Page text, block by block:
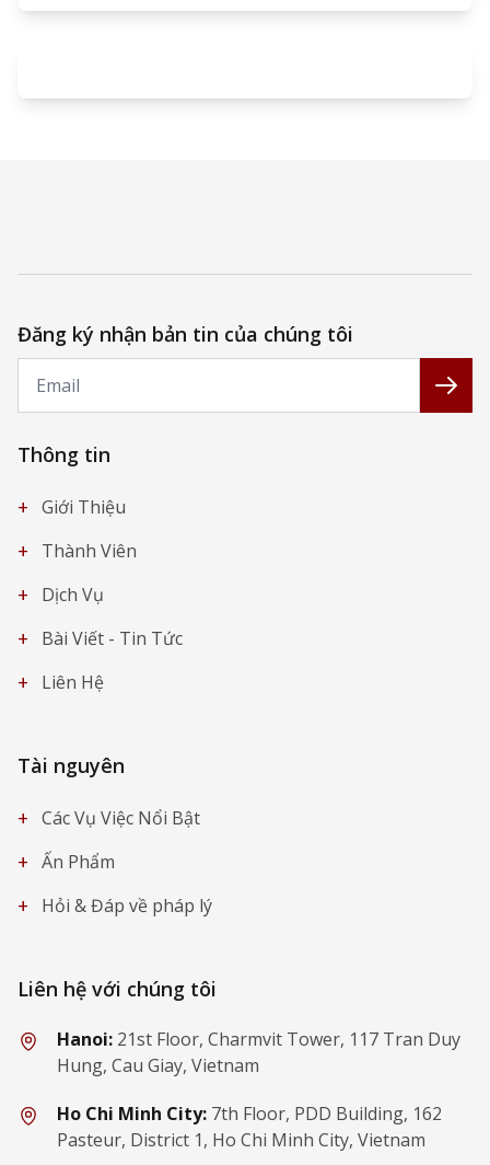
Đăng ký nhận bản tin của chúng tôi
Thông tin
+ Giới Thiệu
+ Thành Viên
+ Dịch Vụ
+ Bài Viết - Tin Tức
+ Liên Hệ
Tài nguyên
+ Các Vụ Việc Nổi Bật
+ Ấn Phẩm
+ Hỏi & Đáp về pháp lý
Liên hệ với chúng tôi
Hanoi: 21st Floor, Charmvit Tower, 117 Tran Duy
Hung, Cau Giay, Vietnam
Ho Chi Minh City: 7th Floor, PDD Building, 162
Pasteur, District 1, Ho Chi Minh City, Vietnam